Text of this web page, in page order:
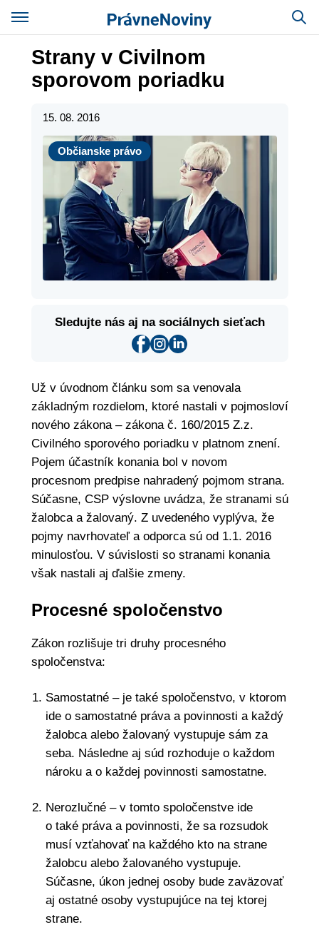
Strany v Civilnom
sporovom poriadku
15. 08. 2016
Občianske právo
Občianske právo
Sledujte nás aj na sociálnych sieťach
Už v úvodnom článku som sa venovala
základným rozdielom, ktoré nastali v pojmosloví
nového zákona – zákona č. 160/2015 Z.z.
Civilného sporového poriadku v platnom znení.
Pojem účastník konania bol v novom
procesnom predpise nahradený pojmom strana.
Súčasne, CSP výslovne uvádza, že stranami sú
žalobca a žalovaný. Z uvedeného vyplýva, že
pojmy navrhovateľ a odporca sú od 1.1. 2016
minulosťou. V súvislosti so stranami konania
však nastali aj ďalšie zmeny.
Procesné spoločenstvo
Zákon rozlišuje tri druhy procesného
spoločenstva:
Samostatné – je také spoločenstvo, v ktorom
ide o samostatné práva a povinnosti a každý
žalobca alebo žalovaný vystupuje sám za
seba. Následne aj súd rozhoduje o každom
nároku a o každej povinnosti samostatne.
Nerozlučné – v tomto spoločenstve ide
o také práva a povinnosti, že sa rozsudok
musí vzťahovať na každého kto na strane
žalobcu alebo žalovaného vystupuje.
Súčasne, úkon jednej osoby bude zaväzovať
aj ostatné osoby vystupujúce na tej ktorej
strane.